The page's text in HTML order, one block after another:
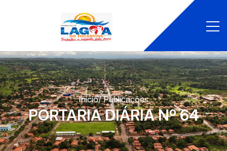
Início/ Publicações
PORTARIA DIÁRIA Nº 64